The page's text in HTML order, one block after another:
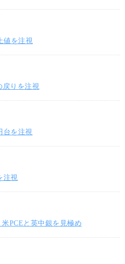
値を注視
戻りを注視
台を注視
注視
PCEと英中銀を見極め